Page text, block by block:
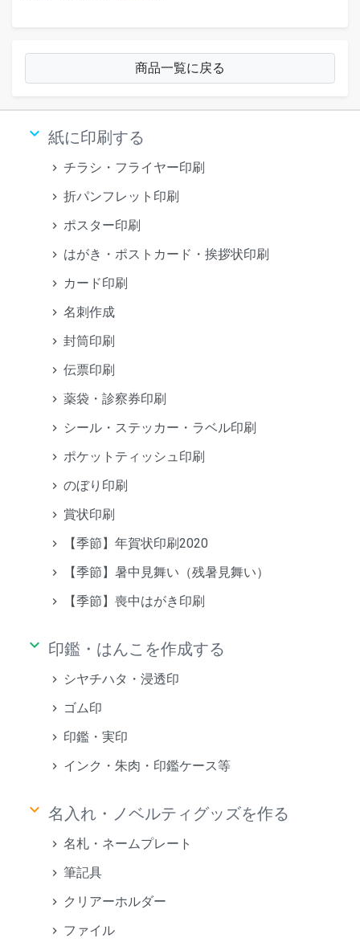
商品一覧に戻る
keyboard_arrow_down 紙に印刷する
チラシ・フライヤー印刷
折パンフレット印刷
ポスター印刷
はがき・ポストカード・挨拶状印刷
カード印刷
名刺作成
封筒印刷
伝票印刷
薬袋・診察券印刷
シール・ステッカー・ラベル印刷
ポケットティッシュ印刷
のぼり印刷
賞状印刷
【季節】年賀状印刷2020
【季節】暑中見舞い（残暑見舞い）
【季節】喪中はがき印刷
keyboard_arrow_down 印鑑・はんこを作成する
シヤチハタ・浸透印
ゴム印
印鑑・実印
インク・朱肉・印鑑ケース等
keyboard_arrow_down 名入れ・ノベルティグッズを作る
名札・ネームプレート
筆記具
クリアーホルダー
ファイル